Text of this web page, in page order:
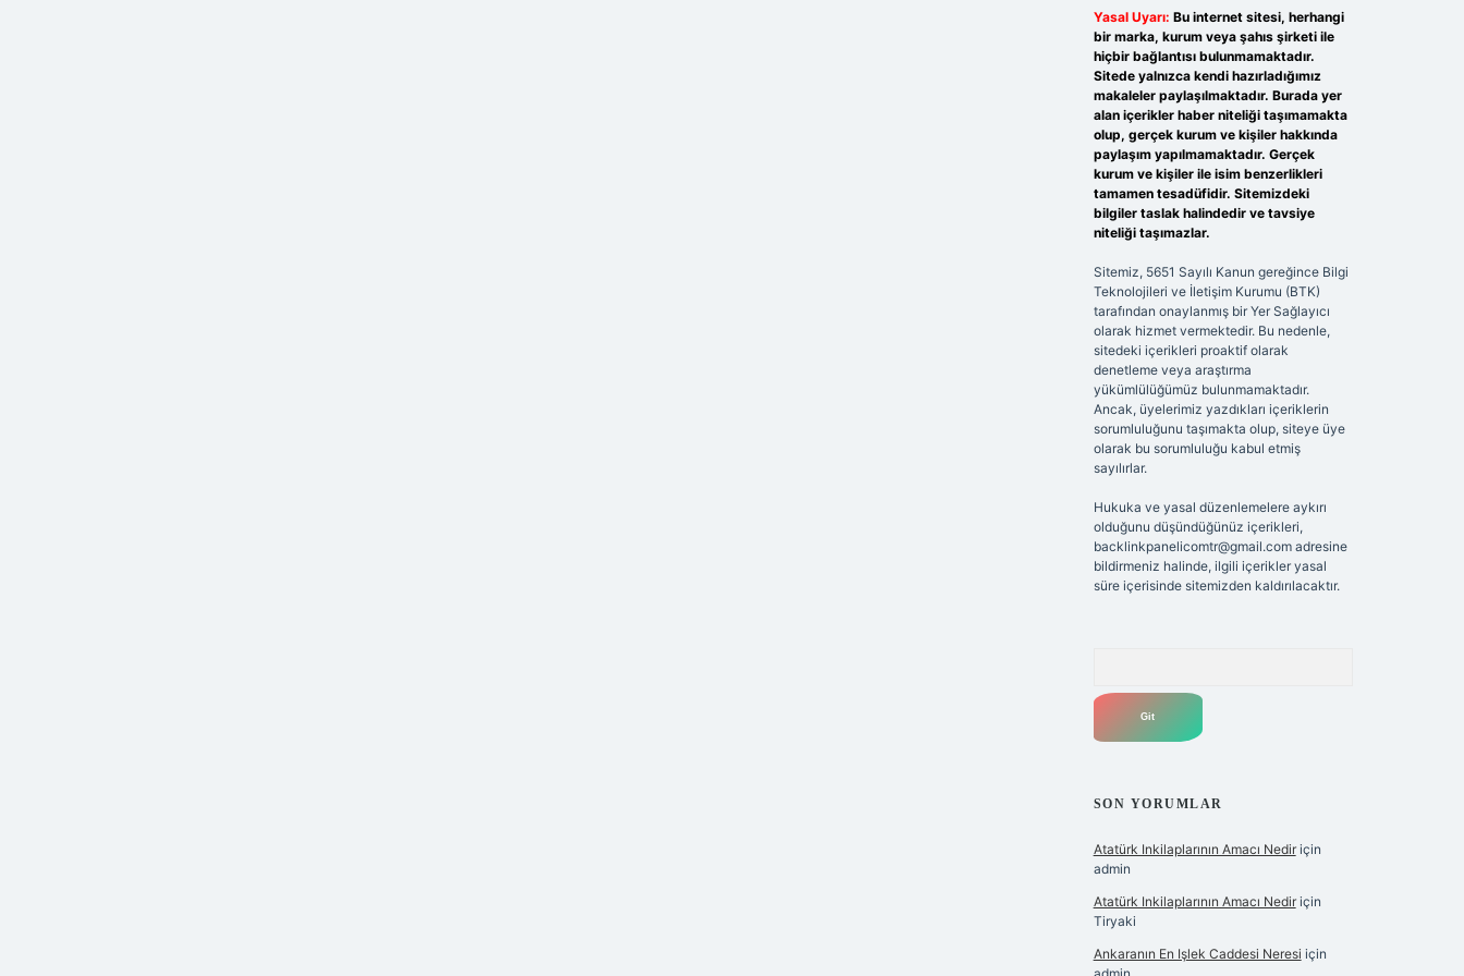
Yasal Uyarı: Bu internet sitesi, herhangi
bir marka, kurum veya şahıs şirketi ile
hiçbir bağlantısı bulunmamaktadır.
Sitede yalnızca kendi hazırladığımız
makaleler paylaşılmaktadır. Burada yer
alan içerikler haber niteliği taşımamakta
olup, gerçek kurum ve kişiler hakkında
paylaşım yapılmamaktadır. Gerçek
kurum ve kişiler ile isim benzerlikleri
tamamen tesadüfidir. Sitemizdeki
bilgiler taslak halindedir ve tavsiye
niteliği taşımazlar.
Sitemiz, 5651 Sayılı Kanun gereğince Bilgi
Teknolojileri ve İletişim Kurumu (BTK)
tarafından onaylanmış bir Yer Sağlayıcı
olarak hizmet vermektedir. Bu nedenle,
sitedeki içerikleri proaktif olarak
denetleme veya araştırma
yükümlülüğümüz bulunmamaktadır.
Ancak, üyelerimiz yazdıkları içeriklerin
sorumluluğunu taşımakta olup, siteye üye
olarak bu sorumluluğu kabul etmiş
sayılırlar.
Hukuka ve yasal düzenlemelere aykırı
olduğunu düşündüğünüz içerikleri,
backlinkpanelicomtr@gmail.comadresine
bildirmeniz halinde, ilgili içerikler yasal
süre içerisinde sitemizden kaldırılacaktır.
SON YORUMLAR
Atatürk Inkilaplarının Amacı Nediriçin
admin
Atatürk Inkilaplarının Amacı Nediriçin
Tiryaki
Ankaranın En Işlek Caddesi Neresi için